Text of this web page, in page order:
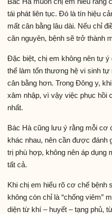
tái phát liên tục. Đó là tín hiệu
mất cân bằng lâu dài. Nếu chỉ
căn nguyên, bệnh sẽ trở thành
Đặc biệt, chị em không nên tự
thể làm tổn thương hệ vi sinh tự
cân bằng hơn. Trong Đông y,
xâm nhập, vì vậy việc phục hồi
nhất.
Bác Hà cũng lưu ý rằng mỗi cơ
khác nhau, nên cần được đánh
trị phù hợp, không nên áp dụng
tất cả.
Khi chị em hiểu rõ cơ chế bệnh
không còn chỉ là “chống viêm”
diện từ khí – huyết – tạng phủ,